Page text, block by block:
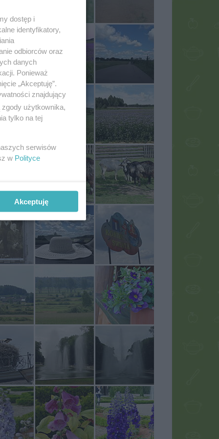
dostęp i
identyfikatory,
odbiorców oraz
danych
Ponieważ
„Akceptuję”.
znajdujący
użytkownika,
tylko na tej
serwisów
w Polityce
Akceptuję